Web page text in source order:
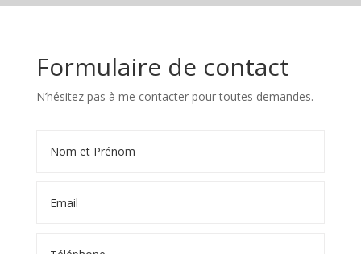
Formulaire de contact
N’hésitez pas à me contacter pour toutes demandes.